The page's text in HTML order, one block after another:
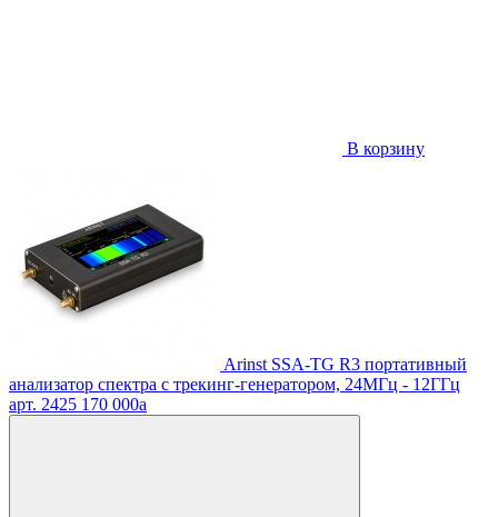
В корзину
Arinst SSA-TG R3 портативный
анализатор спектра с трекинг-генератором, 24МГц - 12ГГц
арт. 2425 170 000a